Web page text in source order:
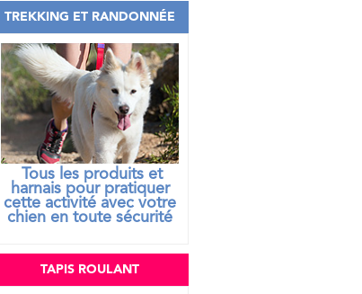
TREKKING ET RANDONNÉE
Tous les produits et
harnais pour pratiquer
cette activité avec votre
chien en toute sécurité
TAPIS ROULANT